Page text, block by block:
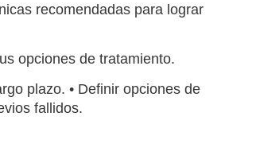
recomendadas para lograr
opciones de tratamiento.
plazo. • Definir opciones de
fallidos.